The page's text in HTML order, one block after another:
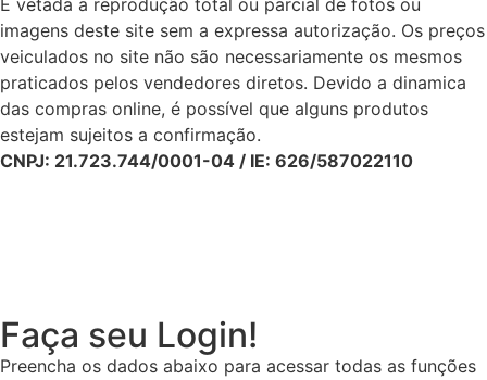
É vetada a reprodução total ou parcial de fotos ou
imagens deste site sem a expressa autorização. Os preços
veiculados no site não são necessariamente os mesmos
praticados pelos vendedores diretos. Devido a dinamica
das compras online, é possível que alguns produtos
estejam sujeitos a confirmação.
CNPJ: 21.723.744/0001-04 / IE: 626/587022110
Faça seu Login!
Preencha os dados abaixo para acessar todas as funções